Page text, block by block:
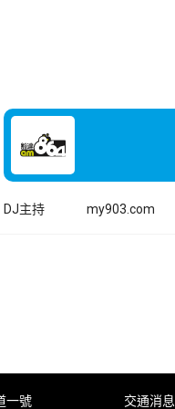
DJ主持 my903.com
一號 交通消息